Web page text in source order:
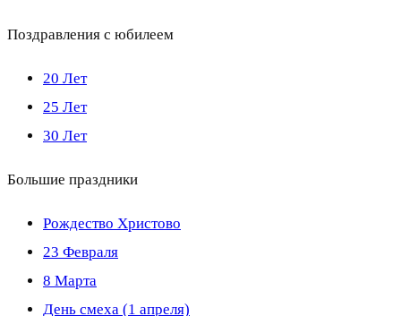
Поздравления с юбилеем
20 Лет
25 Лет
30 Лет
Большие праздники
Рождество Христово
23 Февраля
8 Марта
День смеха (1 апреля)